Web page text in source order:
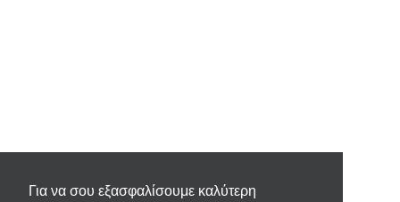
Για να σου εξασφαλίσουμε καλύτερη